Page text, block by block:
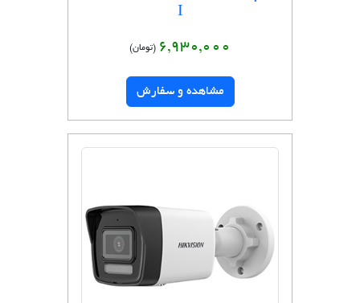
I
6,930,000 (تومان)
مشاهده و سفارش